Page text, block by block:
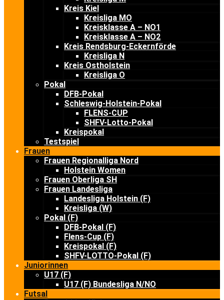
Kreis Kiel
Kreisliga MO
Kreisklasse A – NO1
Kreisklasse A – NO2
Kreis Rendsburg-Eckernförde
Kreisliga N
Kreis Ostholstein
Kreisliga O
Pokal
DFB-Pokal
Schleswig-Holstein-Pokal
FLENS-CUP
SHFV-Lotto-Pokal
Kreispokal
Testspiel
Frauen
Frauen Regionalliga Nord
Holstein Women
Frauen Oberliga SH
Frauen Landesliga
Landesliga Holstein (F)
Kreisliga (W)
Pokal (F)
DFB-Pokal (F)
Flens-Cup (F)
Kreispokal (F)
SHFV-LOTTO-Pokal (F)
Juniorinnen
U17 (F)
U17 (F) Bundesliga N/NO
Futsal